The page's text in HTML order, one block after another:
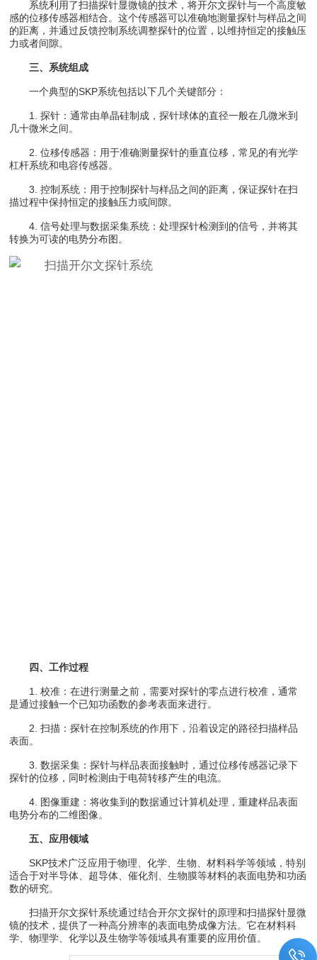
系统利用了扫描探针显微镜的技术，将开尔文探针与一个高度敏
感的位移传感器相结合。这个传感器可以准确地测量探针与样品之间
的距离，并通过反馈控制系统调整探针的位置，以维持恒定的接触压
力或者间隙。
三、系统组成
一个典型的SKP系统包括以下几个关键部分：
1. 探针：通常由单晶硅制成，探针球体的直径一般在几微米到
几十微米之间。
2. 位移传感器：用于准确测量探针的垂直位移，常见的有光学
杠杆系统和电容传感器。
3. 控制系统：用于控制探针与样品之间的距离，保证探针在扫
描过程中保持恒定的接触压力或间隙。
4. 信号处理与数据采集系统：处理探针检测到的信号，并将其
转换为可读的电势分布图。
四、工作过程
1. 校准：在进行测量之前，需要对探针的零点进行校准，通常
是通过接触一个已知功函数的参考表面来进行。
2. 扫描：探针在控制系统的作用下，沿着设定的路径扫描样品
表面。
3. 数据采集：探针与样品表面接触时，通过位移传感器记录下
探针的位移，同时检测由于电荷转移产生的电流。
4. 图像重建：将收集到的数据通过计算机处理，重建样品表面
电势分布的二维图像。
五、应用领域
SKP技术广泛应用于物理、化学、生物、材料科学等领域，特别
适合于对半导体、超导体、催化剂、生物膜等材料的表面电势和功函
数的研究。
扫描开尔文探针系统通过结合开尔文探针的原理和扫描探针显微
镜的技术，提供了一种高分辨率的表面电势成像方法。它在材料科
学、物理学、化学以及生物学等领域具有重要的应用价值。